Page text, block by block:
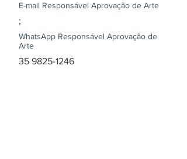
E-mail Responsável Aprovação de Arte
;
WhatsApp Responsável Aprovação de
Arte
35 9825-1246